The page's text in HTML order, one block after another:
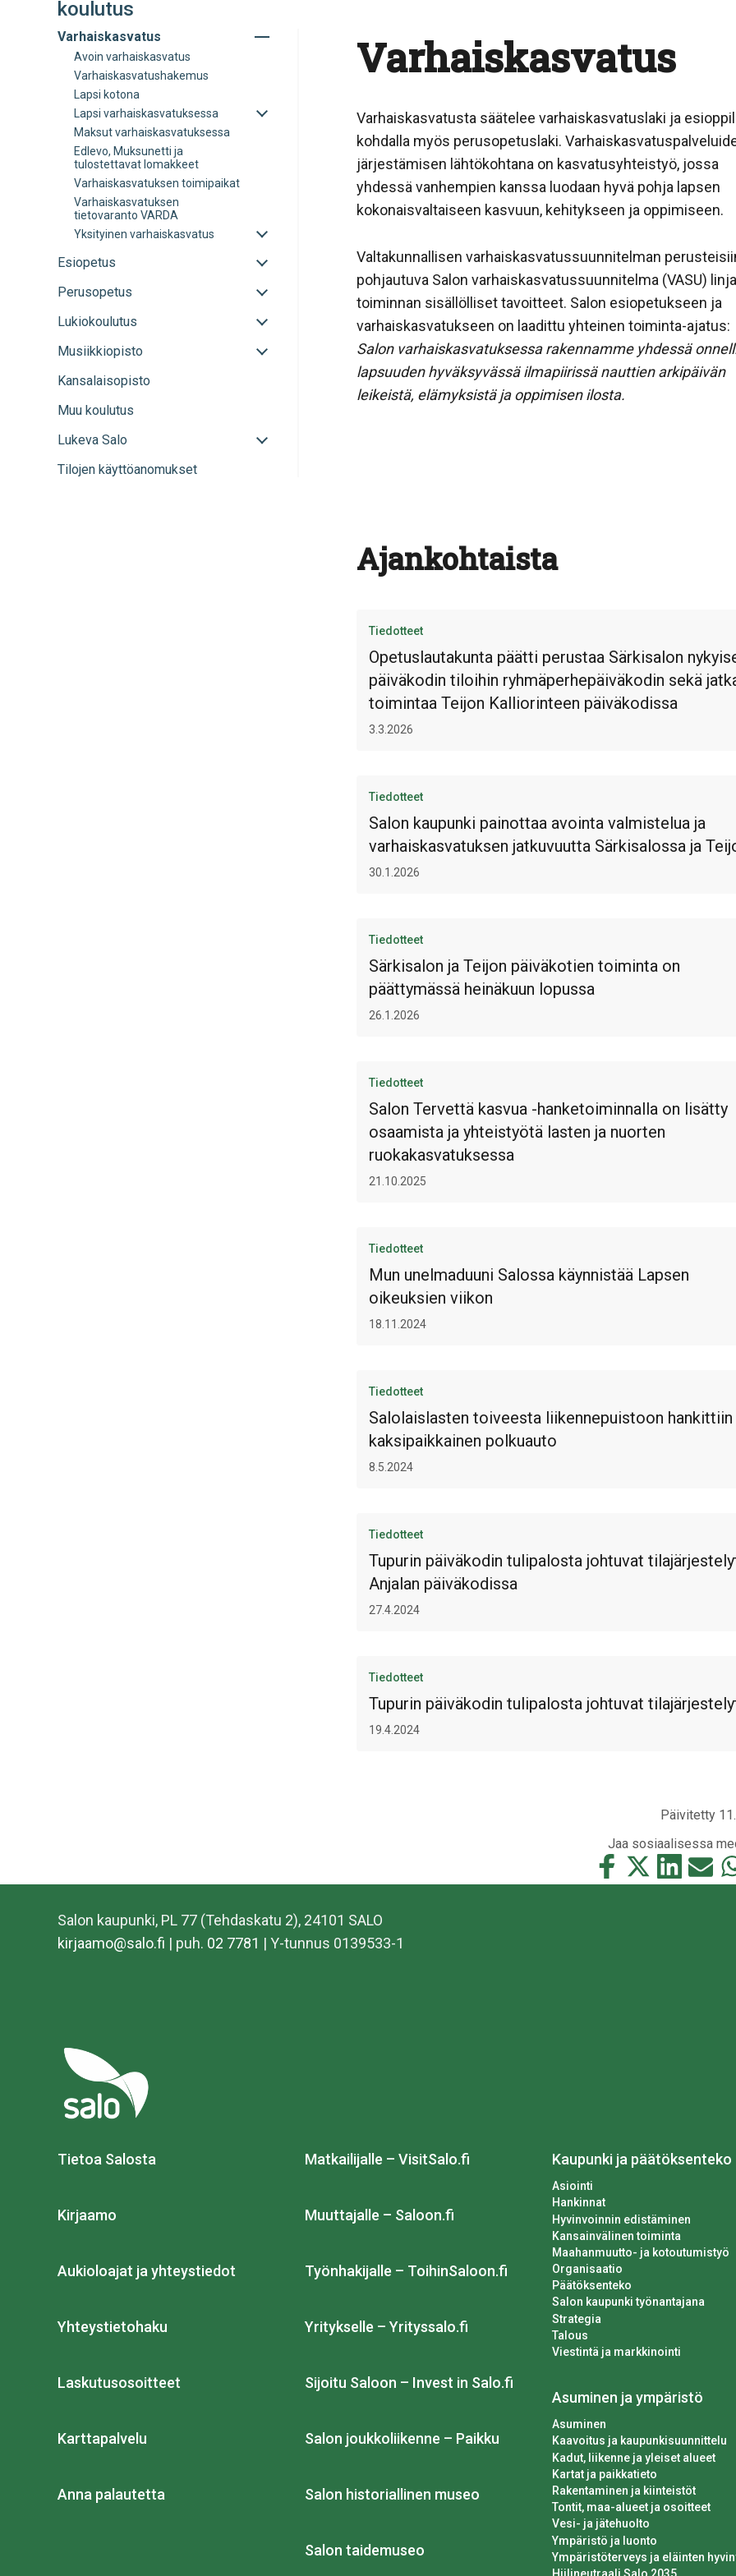
koulutus
Varhaiskasvatus
Avaa
Avoin varhaiskasvatus
Varhaiskasvatushakemus
Lapsi kotona
Lapsi varhaiskasvatuksessa
Avaa
Maksut varhaiskasvatuksessa
Edlevo, Muksunetti ja
tulostettavat lomakkeet
Varhaiskasvatuksen toimipaikat
Varhaiskasvatuksen
tietovaranto VARDA
Yksityinen varhaiskasvatus
Avaa
sulje
Esiopetus
Avaa
sulje
Perusopetus
Avaa
sulje
Lukiokoulutus
Avaa
sulje
Musiikkiopisto
Avaa
Kansalaisopisto
Muu koulutus
Lukeva Salo
Avaa
Tilojen käyttöanomukset
Varhaiskasvatus
Varhaiskasvatusta säätelee varhaiskasvatuslaki ja
kohdalla myös perusopetuslaki.
järjestämisen lähtökohtana on kasvatusyhteistyö, jossa
yhdessä vanhempien kanssa luodaan hyvä pohja lapsen
kokonaisvaltaiseen kasvuun, kehitykseen ja oppimiseen.
Valtakunnallisen varhaiskasvatussuunnitelman
pohjautuva Salon varhaiskasvatussuunnitelma (VASU)
toiminnan sisällölliset tavoitteet. Salon esiopetukseen ja
varhaiskasvatukseen on laadittu yhteinen toiminta-ajatus:
Salon varhaiskasvatuksessa rakennamme yhdessä
lapsuuden hyväksyvässä ilmapiirissä nauttien arkipäivän
leikeistä, elämyksistä ja oppimisen ilosta.
Ajankohtaista
Tiedotteet
Opetuslautakunta päätti perustaa Särkisalon
päiväkodin tiloihin ryhmäperhepäiväkodin sekä
toimintaa Teijon Kalliorinteen päiväkodissa
3.3.2026
Tiedotteet
Salon kaupunki painottaa avointa valmistelua ja
varhaiskasvatuksen jatkuvuutta Särkisalossa ja
30.1.2026
Tiedotteet
Särkisalon ja Teijon päiväkotien toiminta on
päättymässä heinäkuun lopussa
26.1.2026
Tiedotteet
Salon Tervettä kasvua -hanketoiminnalla on lisätty
osaamista ja yhteistyötä lasten ja nuorten
ruokakasvatuksessa
21.10.2025
Tiedotteet
Mun unelmaduuni Salossa käynnistää Lapsen
oikeuksien viikon
18.11.2024
Tiedotteet
Salolaislasten toiveesta liikennepuistoon hankittiin
kaksipaikkainen polkuauto
8.5.2024
Tiedotteet
Tupurin päiväkodin tulipalosta johtuvat
Anjalan päiväkodissa
27.4.2024
Tiedotteet
Tupurin päiväkodin tulipalosta johtuvat
19.4.2024
Päivitetty
Jaa sosiaalisessa
Jaa
tämä
Jaa
tämä
Jaa
tämä
Jaa
tämä
Salon kaupunki, PL 77 (Tehdaskatu 2), 24101 SALO
kirjaamo@salo.fi | puh. 02 7781 | Y-tunnus 0139533-1
Tietoa Salosta
Kirjaamo
Aukioloajat ja yhteystiedot
Yhteystietohaku
Laskutusosoitteet
Karttapalvelu
Anna palautetta
Matkailijalle – VisitSalo.fi
Muuttajalle – Saloon.fi
Työnhakijalle – ToihinSaloon.fi
Yritykselle – Yrityssalo.fi
Sijoitu Saloon – Invest in Salo.fi
Salon joukkoliikenne – Paikku
Salon historiallinen museo
Salon taidemuseo
Kaupunki ja päätöksenteko
Asiointi
Hankinnat
Hyvinvoinnin edistäminen
Kansainvälinen toiminta
Maahanmuutto- ja kotoutumistyö
Organisaatio
Päätöksenteko
Salon kaupunki työnantajana
Strategia
Talous
Viestintä ja markkinointi
Asuminen ja ympäristö
Asuminen
Kaavoitus ja kaupunkisuunnittelu
Kadut, liikenne ja yleiset alueet
Kartat ja paikkatieto
Rakentaminen ja kiinteistöt
Tontit, maa-alueet ja osoitteet
Vesi- ja jätehuolto
Ympäristö ja luonto
Ympäristöterveys ja eläinten